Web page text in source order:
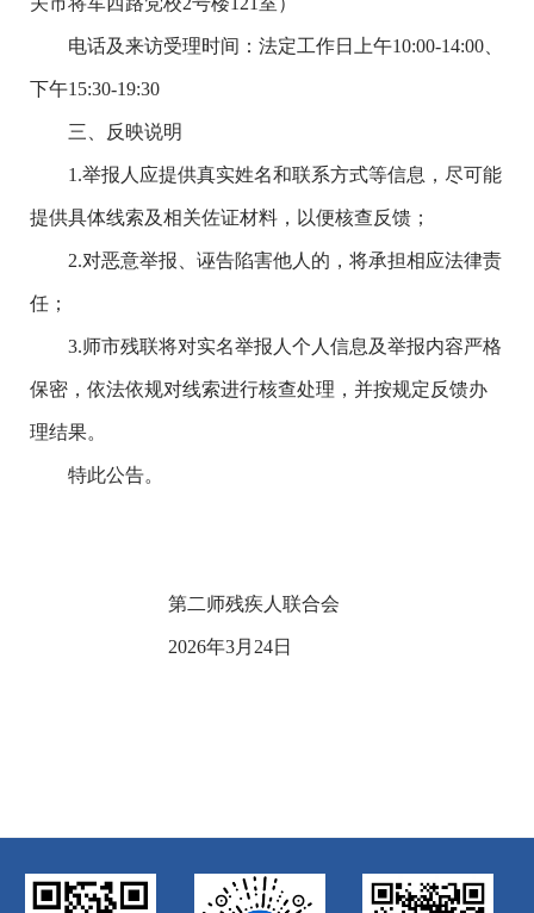
电话及来访受理时间：法定工作日上午10:00-14:00
下午15:30-19:30
三、反映说明
1.举报人应提供真实姓名和联系方式等信息，尽可能
提供具体线索及相关佐证材料，以便核查反馈；
2.对恶意举报、诬告陷害他人的，将承担相应法律责
任；
3.师市残联将对实名举报人个人信息及举报内容严格
保密，依法依规对线索进行核查处理，并按规定反馈办
理结果。
特此公告。
第二师残疾人联合会
2026年3月 24日